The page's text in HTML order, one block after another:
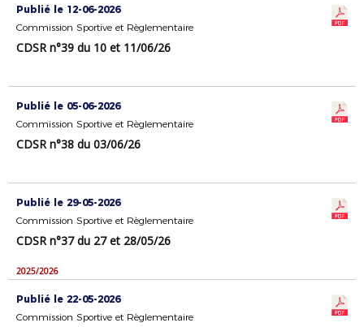
Publié le 12-06-2026
Commission Sportive et Règlementaire
CDSR n°39 du 10 et 11/06/26
Publié le 05-06-2026
Commission Sportive et Règlementaire
CDSR n°38 du 03/06/26
Publié le 29-05-2026
Commission Sportive et Règlementaire
CDSR n°37 du 27 et 28/05/26
2025/2026
Publié le 22-05-2026
Commission Sportive et Règlementaire